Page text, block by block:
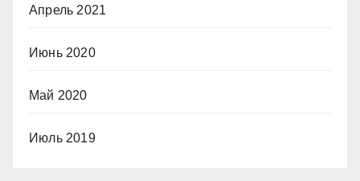
Апрель 2021
Июнь 2020
Май 2020
Июль 2019